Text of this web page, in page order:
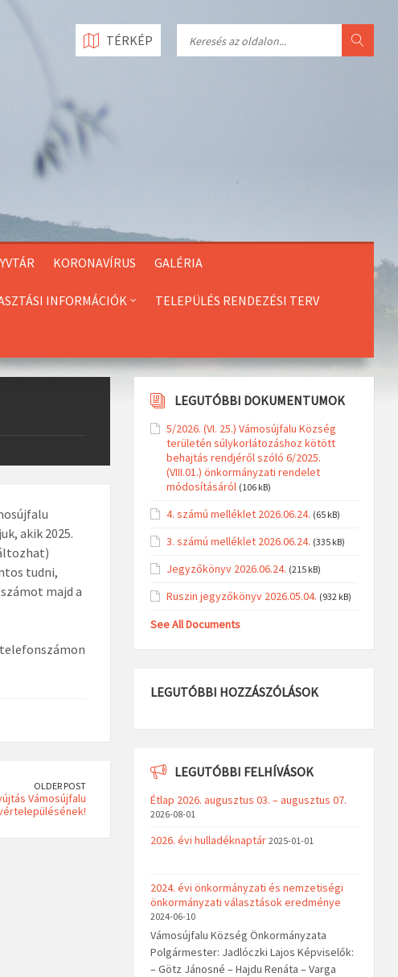
KORONAVÍRUS GALÉRIA
INFORMÁCIÓK TELEPÜLÉS RENDEZÉSI TERV
TÉRKÉP
akik 2025.
tudni,
majd a
telefonszámon
OLDER POST
Vámosújfalu
LEGUTÓBBI DOKUMENTUMOK
5/2026. (VI. 25.) Vámosújfalu Község
területén súlykorlátozáshoz kötött
behajtás rendjéről szóló 6/2025.
(VIII.01.) önkormányzati rendelet
módosításáról (106 kB)
4. számú melléklet 2026.06.24. (65 kB)
3. számú melléklet 2026.06.24. (335 kB)
Jegyzőkönyv 2026.06.24. (215 kB)
Ruszin jegyzőkönyv 2026.05.04. (932 kB)
See All Documents
LEGUTÓBBI HOZZÁSZÓLÁSOK
LEGUTÓBBI FELHÍVÁSOK
Étlap 2026. augusztus 03. – augusztus 07.
2026-08-01
2026. évi hulladéknaptár 2025-01-01
2024. évi önkormányzati és nemzetiségi
önkormányzati választások eredménye
2024-06-10
Vámosújfalu Község Önkormányzata
Polgármester: Jadlóczki Lajos Képviselők:
– Götz Jánosné – Hajdu Renáta – Varga